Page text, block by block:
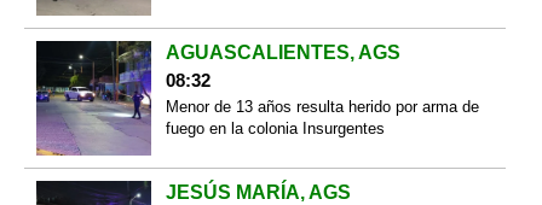
AGUASCALIENTES, AGS
08:32
Menor de 13 años resulta herido por arma de
fuego en la colonia Insurgentes
JESÚS MARÍA, AGS